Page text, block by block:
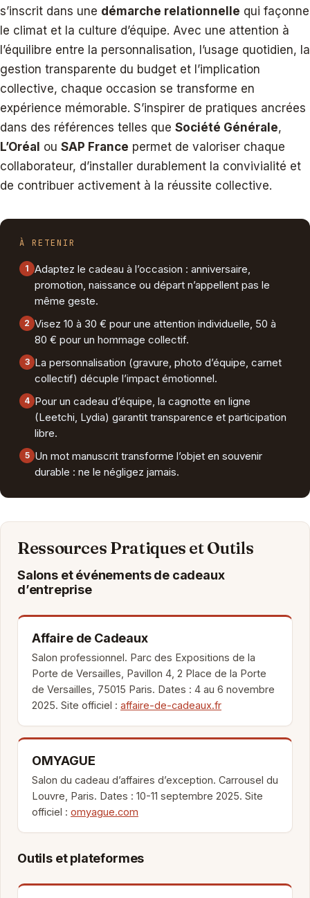
s’inscrit dans une démarche relationnelle qui façonne
le climat et la culture d’équipe. Avec une attention à
l’équilibre entre la personnalisation, l’usage quotidien, la
gestion transparente du budget et l’implication
collective, chaque occasion se transforme en
expérience mémorable. S’inspirer de pratiques ancrées
dans des références telles que Société Générale,
L’Oréal ou SAP France permet de valoriser chaque
collaborateur, d’installer durablement la convivialité et
de contribuer activement à la réussite collective.
À RETENIR
1 Adaptez le cadeau à l’occasion : anniversaire,
promotion, naissance ou départ n’appellent pas le
même geste.
2 Visez 10 à 30 € pour une attention individuelle, 50 à
80 € pour un hommage collectif.
3 La personnalisation (gravure, photo d’équipe, carnet
collectif) décuple l’impact émotionnel.
4 Pour un cadeau d’équipe, la cagnotte en ligne
(Leetchi, Lydia) garantit transparence et participation
libre.
5 Un mot manuscrit transforme l’objet en souvenir
durable : ne le négligez jamais.
Ressources Pratiques et Outils
Salons et événements de cadeaux
d’entreprise
Affaire de Cadeaux
Salon professionnel. Parc des Expositions de la
Porte de Versailles, Pavillon 4, 2 Place de la Porte
de Versailles, 75015 Paris. Dates : 4 au 6 novembre
2025. Site officiel : affaire-de-cadeaux.fr
OMYAGUE
Salon du cadeau d’affaires d’exception. Carrousel du
Louvre, Paris. Dates : 10-11 septembre 2025. Site
officiel : omyague.com
Outils et plateformes